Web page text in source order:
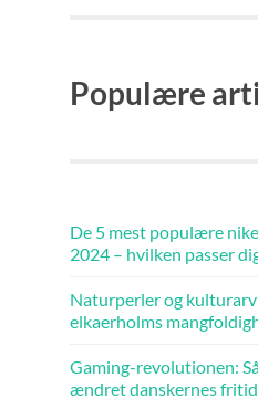
Populære
De 5 mest populære
2024 – hvilken passer
Naturperler og
elkaerholms
Gaming-revolutionen:
ændret danskernes fritid